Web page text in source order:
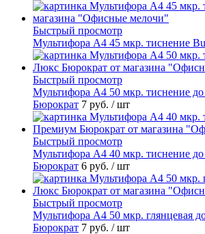
Быстрый просмотр
Мультифора А4 45 мкр. тиснение
Быстрый просмотр
Мультифора А4 50 мкр. тиснение
Бюрократ 7 руб. / шт
Быстрый просмотр
Мультифора А4 40 мкр. тиснение
Бюрократ 6 руб. / шт
Быстрый просмотр
Мультифора А4 50 мкр. глянцевая
Бюрократ 7 руб. / шт